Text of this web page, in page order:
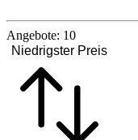
Angebote: 10
Niedrigster Preis